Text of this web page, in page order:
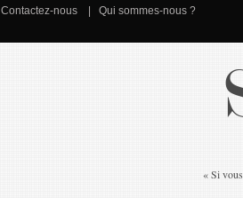
Contactez-nous Qui sommes-nous ?
« Si